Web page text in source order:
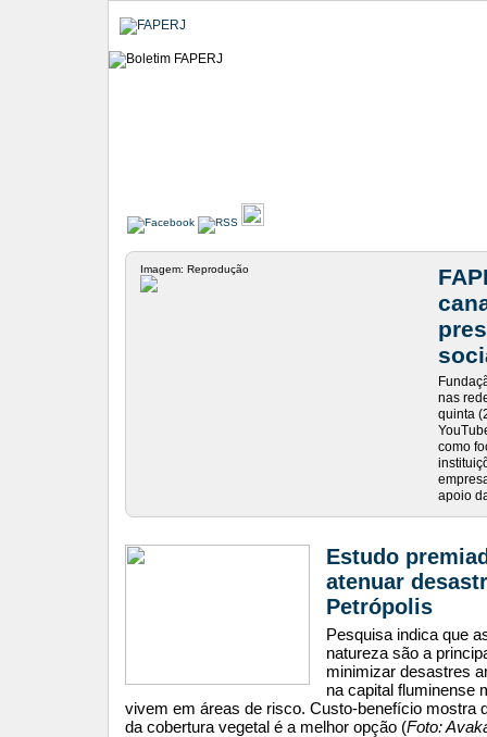
Imagem: Reprodução
nas
quinta
como
apoio
Estudo
atenuar
Petrópolis
Pesquisa indica que
natureza são a
minimizar desastres
na capital fluminense
vivem em áreas de risco. Custo-benefício mostra
da cobertura vegetal é a melhor opção (Foto: